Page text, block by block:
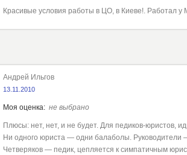
Красивые условия работы в ЦО, в Киеве!. Работал
Андрей Ильгов
13.11.2010
Моя оценка: не выбрано
Плюсы: нет, нет, и не будет. Для педиков-юристов,
Ни одного юриста — одни балаболы.
Четверяков — педик, цепляется к симпатичным